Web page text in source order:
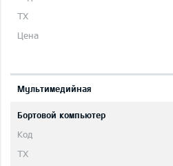
Мультимедийная
Бортовой компьютер